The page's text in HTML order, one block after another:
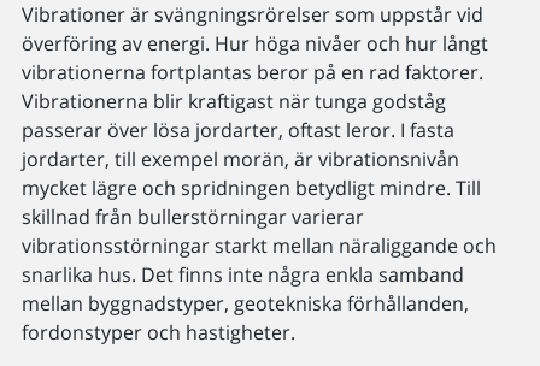
Vibrationer är svängningsrörelser som uppstår vid
överföring av energi. Hur höga nivåer och hur långt
vibrationerna fortplantas beror på en rad faktorer.
Vibrationerna blir kraftigast när tunga godståg
passerar över lösa jordarter, oftast leror. I fasta
jordarter, till exempel morän, är vibrationsnivån
mycket lägre och spridningen betydligt mindre. Till
skillnad från bullerstörningar varierar
vibrationsstörningar starkt mellan näraliggande och
snarlika hus. Det finns inte några enkla samband
mellan byggnadstyper, geotekniska förhållanden,
fordonstyper och hastigheter.